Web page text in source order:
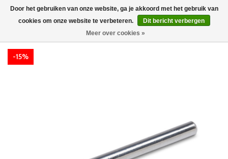
-15%
Door het gebruiken van onze website, ga je akkoord met het gebruik van
cookies om onze website te verbeteren.
Dit bericht verbergen
Meer over cookies »